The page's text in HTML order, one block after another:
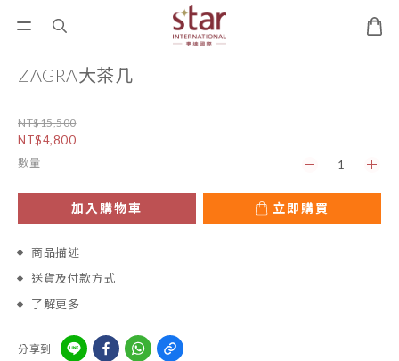
ZAGRA大茶几
NT$15,500
NT$4,800
數量
加入購物車 立即購買
商品描述
送貨及付款方式
了解更多
分享到